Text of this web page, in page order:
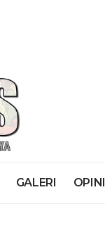
GALERI OPINI